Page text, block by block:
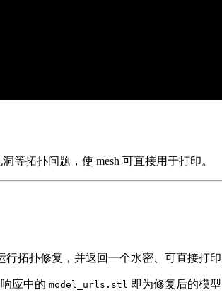
拓扑问题，使 mesh 可直接用于打印。
拓扑修复，并返回一个水密、可直接打印
响应中的 model_urls.stl 即为修复后的模